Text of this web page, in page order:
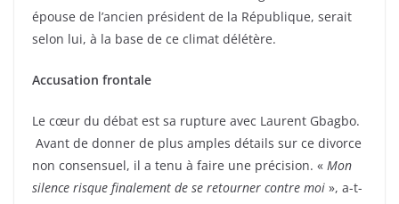
épouse de l’ancien président de la République, serait
selon lui, à la base de ce climat délétère.
Accusation frontale
Le cœur du débat est sa rupture avec Laurent Gbagbo.
Avant de donner de plus amples détails sur ce divorce
non consensuel, il a tenu à faire une précision. « Mon
silence risque finalement de se retourner contre moi », a-t-